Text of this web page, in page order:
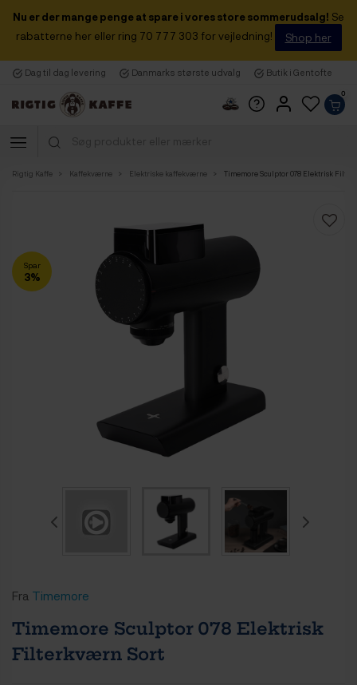
Nu er der mange penge at spare i vores store sommerudsalg! Se
rabatterne her eller ring 70 777 303 for vejledning!
Shop her
Dag til dag levering Danmarks største udvalg Butik i Gentofte
0
Rigtig Kaffe Kaffekværne Elektriske kaffekværne Timemore Sculptor 078 Elektrisk
Spar
3%
Fra Timemore
Timemore Sculptor 078 Elektrisk
Filterkværn Sort